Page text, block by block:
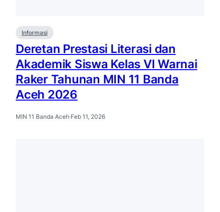
Informasi
Deretan Prestasi Literasi dan
Akademik Siswa Kelas VI Warnai
Raker Tahunan MIN 11 Banda
Aceh 2026
MIN 11 Banda Aceh·Feb 11, 2026